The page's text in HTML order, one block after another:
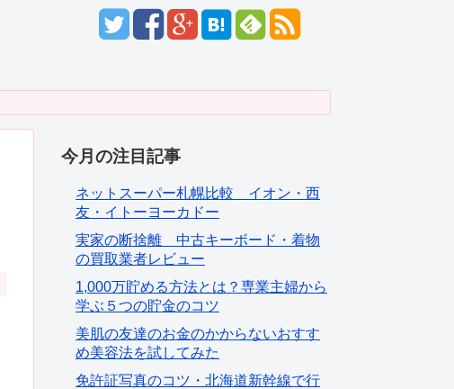
今月の注目記事
ネットスーパー札幌比較 イオン・西
友・イトーヨーカドー
実家の断捨離 中古キーボード・着物
の買取業者レビュー
1,000万貯める方法とは？専業主婦から
学ぶ５つの貯金のコツ
美肌の友達のお金のかからないおすす
め美容法を試してみた
免許証写真のコツ・北海道新幹線で行